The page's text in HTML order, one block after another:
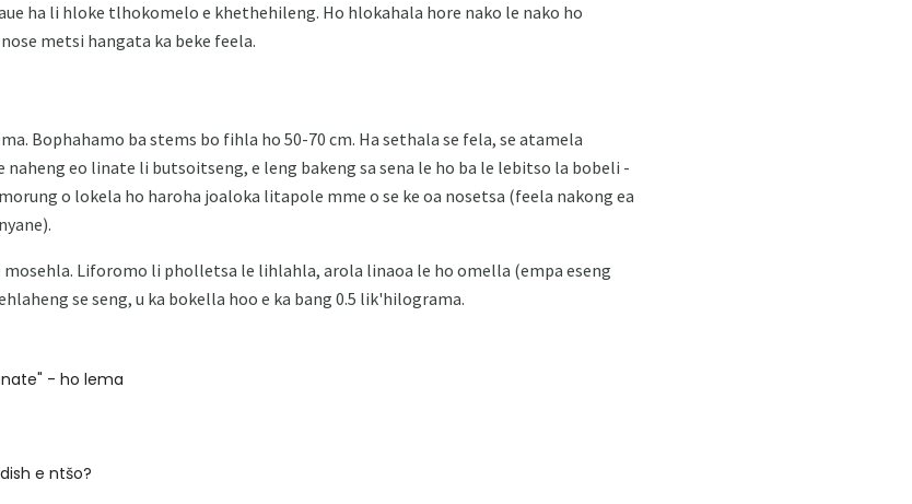
ha li hloke tlhokomelo e khethehileng. Ho hlokahala hore nako le nako ho
metsi hangata ka beke feela.
Bophahamo ba stems bo fihla ho 50-70 cm. Ha sethala se fela, se atamela
naheng eo linate li butsoitseng, e leng bakeng sa sena le ho ba le lebitso la bobeli -
o lokela ho haroha joaloka litapole mme o se ke oa nosetsa (feela nakong ea
Liforomo li pholletsa le lihlahla, arola linaoa le ho omella (empa eseng
se seng, u ka bokella hoo e ka bang 0.5 lik'hilograma.
- ho lema
e ntšo?